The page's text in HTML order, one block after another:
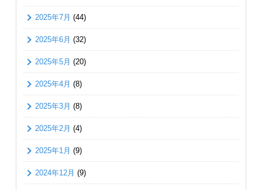
2025年7月 (44)
2025年6月 (32)
2025年5月 (20)
2025年4月 (8)
2025年3月 (8)
2025年2月 (4)
2025年1月 (9)
2024年12月 (9)